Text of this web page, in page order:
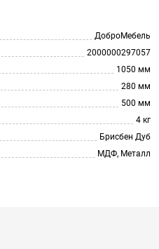
ДоброМебель
2000000297057
1050 мм
280 мм
500 мм
4 кг
Брисбен Дуб
МДФ, Металл